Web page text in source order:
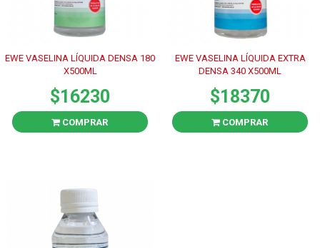
EWE VASELINA LÍQUIDA DENSA 180
X500ML
$16230
COMPRAR
EWE VASELINA LÍQUIDA EXTRA
DENSA 340 X500ML
$18370
COMPRAR